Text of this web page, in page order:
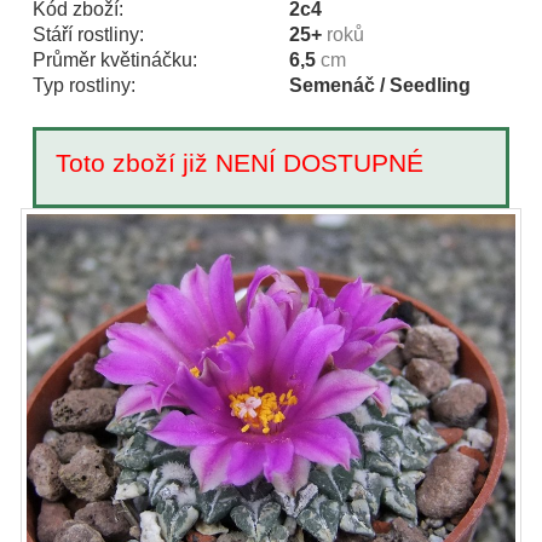
Kód zboží:
2c4
Stáří rostliny:
25+ roků
Průměr květináčku:
6,5 cm
Typ rostliny:
Semenáč / Seedling
Toto zboží již NENÍ DOSTUPNÉ